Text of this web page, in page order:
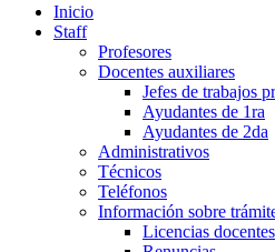
Inicio
Staff
Profesores
Docentes auxiliares
Jefes de trabajos
Ayudantes de 1ra
Ayudantes de 2da
Administrativos
Técnicos
Teléfonos
Información sobre
Licencias docentes